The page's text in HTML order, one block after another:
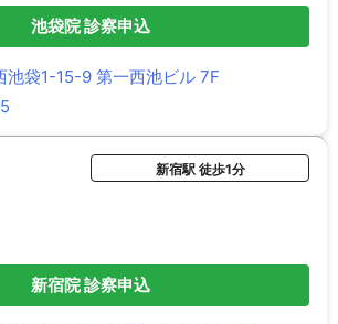
池袋院 診察申込
池袋1-15-9 第一西池ビル 7F
新宿駅 徒歩1分
新宿院 診察申込